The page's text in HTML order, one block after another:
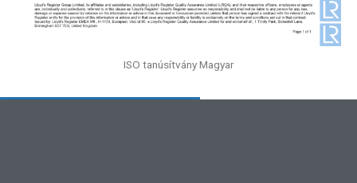
ISO tanúsítvány Magyar